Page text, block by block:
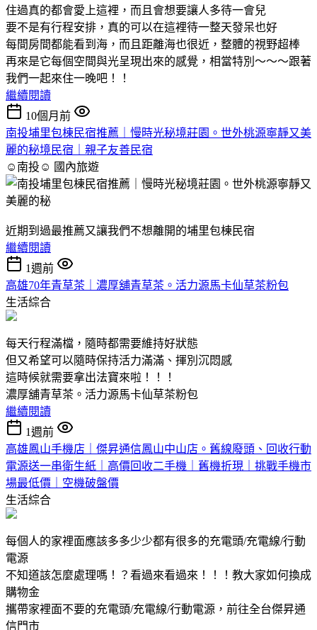
住過真的都會愛上這裡，而且會想要讓人多待一會兒
要不是有行程安排，真的可以在這裡待一整天發呆也好
每間房間都能看到海，而且距離海也很近，整體的視野超棒
再來是它每個空間與光呈現出來的感覺，相當特別～～～跟著
我們一起來住一晚吧！！
繼續閱讀
10個月前
南投埔里包棟民宿推薦｜慢時光秘境莊園。世外桃源寧靜又美
麗的秘境民宿｜親子友善民宿
☺南投☺ 國內旅遊
近期到過最推薦又讓我們不想離開的埔里包棟民宿
繼續閱讀
1週前
高雄70年青草茶｜濃厚舖青草茶。活力源馬卡仙草茶粉包
生活綜合
每天行程滿檔，隨時都需要維持好狀態
但又希望可以隨時保持活力滿滿、揮別沉悶感
這時候就需要拿出法寶來啦！！！
濃厚舖青草茶。活力源馬卡仙草茶粉包
繼續閱讀
1週前
高雄鳳山手機店｜傑昇通信鳳山中山店。舊線廢頭、回收行動
電源送一串衛生紙｜高價回收二手機｜舊機折現｜挑戰手機市
場最低價｜空機破盤價
生活綜合
每個人的家裡面應該多多少少都有很多的充電頭/充電線/行動
電源
不知道該怎麼處理嗎！？看過來看過來！！！教大家如何換成
購物金
攜帶家裡面不要的充電頭/充電線/行動電源，前往全台傑昇通
信門市